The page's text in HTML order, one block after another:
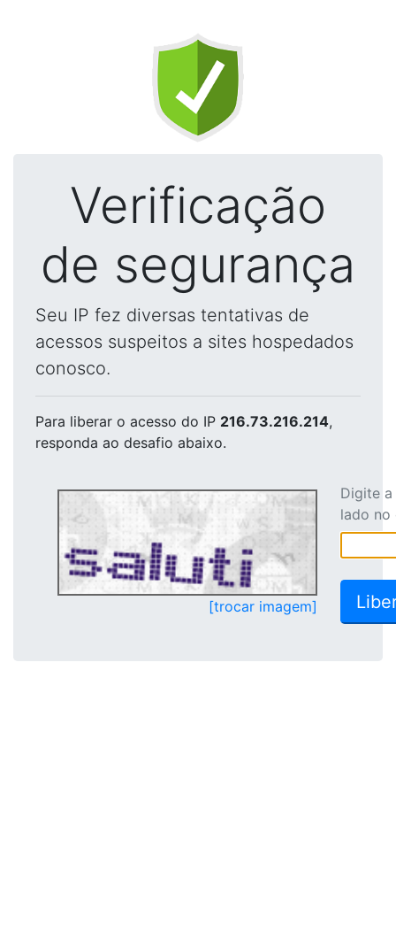
Verificação
de segurança
Seu IP fez diversas tentativas de
acessos suspeitos a sites hospedados
conosco.
Para liberar o acesso do IP 216.73.216.214,
responda ao desafio abaixo.
[trocar imagem]
Digite
lado no